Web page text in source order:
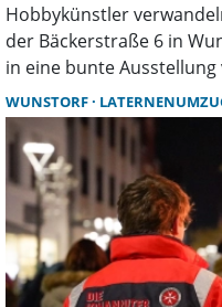
Hobbykünstler
der Bäckerstraße 6 in
in eine bunte
Von Malerei und
Produkte aus Stoff und
Upcycling-Ideen reicht
herbstliche Küche
Leckereien laden zum
WUNSTORF